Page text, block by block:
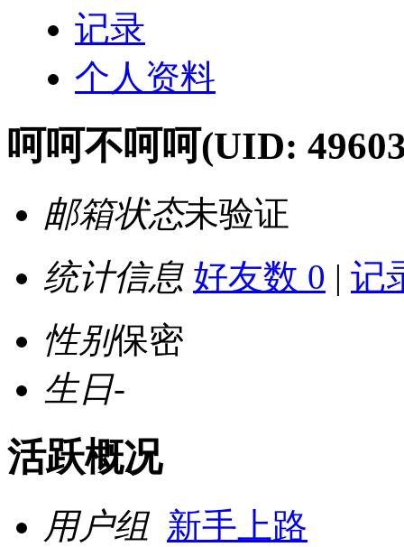
记录
个人资料
呵呵不呵呵(UID:
邮箱状态未验证
统计信息 好友数 0 | 记
性别保密
生日-
活跃概况
用户组 新手上路